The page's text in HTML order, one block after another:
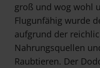
groß und wog wohl
Flugunfähig wurde
aufgrund der
Nahrungsquellen
Raubtieren. Der